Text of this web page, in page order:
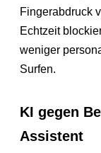
Fingerabdruck
Echtzeit
weniger
Surfen.
KI gegen
Assistent